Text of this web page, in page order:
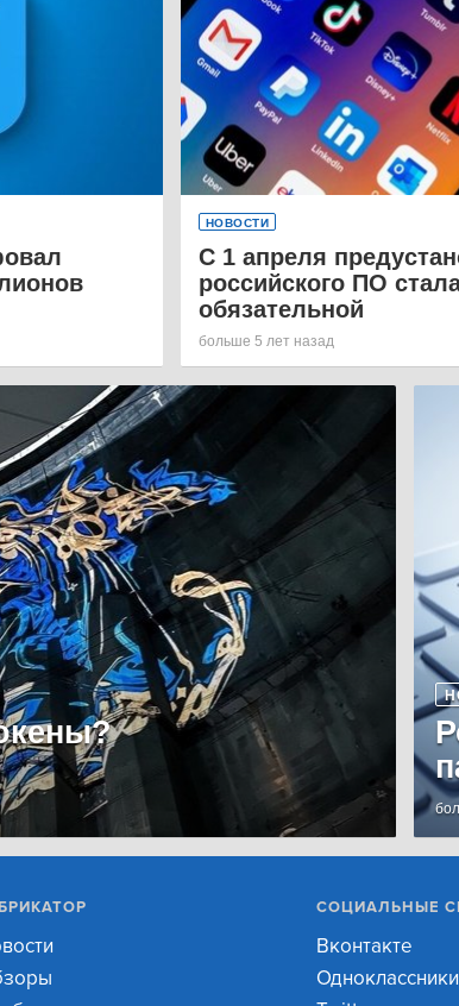
НОВОСТИ
С 1 апреля
российского ПО
обязательной
больше 5 лет назад
СОЦИАЛЬНЫЕ
Вконтакте
Одноклассники